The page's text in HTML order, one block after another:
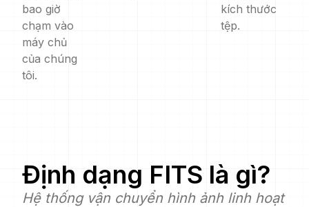
bao giờ
chạm vào
máy chủ
của chúng
tôi.
kích thước
tệp.
Định dạng FITS là gì?
Hệ thống vận chuyển hình ảnh linh hoạt